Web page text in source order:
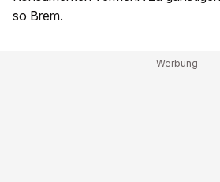
so Brem.